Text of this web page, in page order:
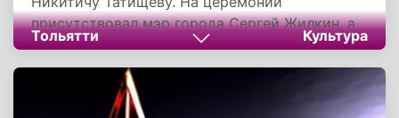
присутствовал мэр города Сергей Жилкин, а
осветил мемориал самарский епископ,
владыка Сергий. Авторами монумента стали
народный художник России Александр
Рукавишников и архитектор Александр
Тольятти Культура